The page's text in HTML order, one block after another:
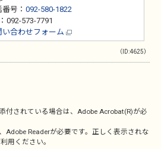
号： 092-580-1822
092-573-7791
い合わせフォーム
（ID:4625）
付されている場合は、Adobe Acrobat(R)が必
Adobe Readerが必要です。正しく表示されな
用ください。